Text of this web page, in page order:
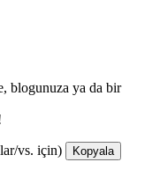
blogunuza ya da bir
vs. için) Kopyala